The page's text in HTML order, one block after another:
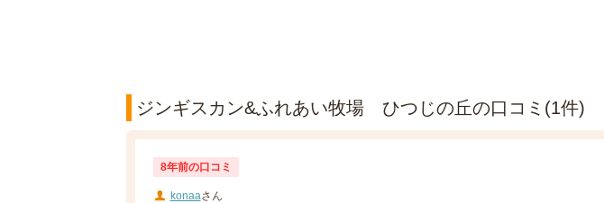
ジンギスカン&ふれあい牧場 ひつじの丘の口コミ(1件)
8年前の口コミ
konaaさん